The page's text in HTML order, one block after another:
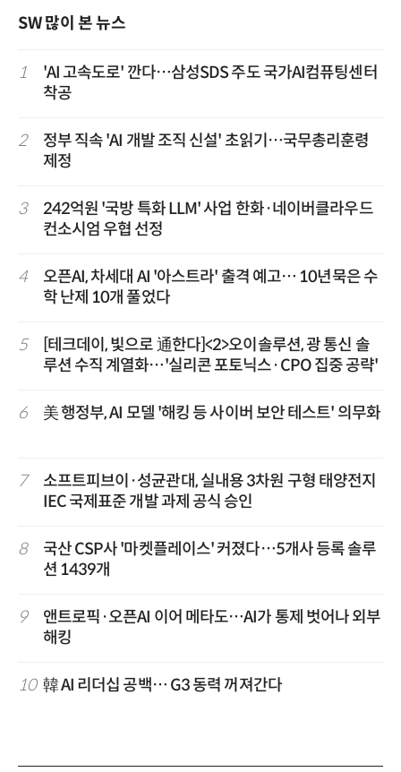
SW 많이 본 뉴스
1
'AI 고속도로' 깐다…삼성SDS 주도 국가AI컴퓨팅센터
착공
2
정부 직속 'AI 개발 조직 신설' 초읽기…국무총리훈령
제정
3
242억원 '국방 특화 LLM' 사업 한화·네이버클라우드
컨소시엄 우협 선정
4
오픈AI, 차세대 AI '아스트라' 출격 예고… 10년묵은 수
학 난제 10개 풀었다
5
[테크데이, 빛으로 通한다]<2>오이솔루션, 광 통신 솔
루션 수직 계열화…'실리콘 포토닉스·CPO 집중 공략'
6 美 행정부, AI 모델 '해킹 등 사이버 보안 테스트' 의무화
7
소프트피브이·성균관대, 실내용 3차원 구형 태양전지
IEC 국제표준 개발 과제 공식 승인
8
국산 CSP사 '마켓플레이스' 커졌다…5개사 등록 솔루
션 1439개
9
앤트로픽·오픈AI 이어 메타도…AI가 통제 벗어나 외부
해킹
10 韓 AI 리더십 공백… G3 동력 꺼져간다